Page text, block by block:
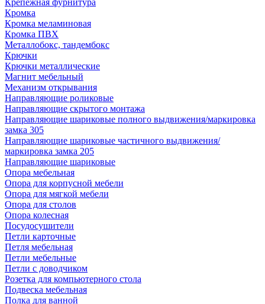
Крепежная фурнитура
Кромка
Кромка меламиновая
Кромка ПВХ
Металлобокс, тандембокс
Крючки
Крючки металлические
Магнит мебельный
Механизм открывания
Направляющие роликовые
Направляющие скрытого монтажа
Направляющие шариковые полного выдвижения/маркировка
замка 305
Направляющие шариковые частичного выдвижения/
маркировка замка 205
Направляющие шариковые
Опора мебельная
Опора для корпусной мебели
Опора для мягкой мебели
Опора для столов
Опора колесная
Посудосушители
Петли карточные
Петля мебельная
Петли мебельные
Петли с доводчиком
Розетка для компьютерного стола
Подвеска мебельная
Полка для ванной